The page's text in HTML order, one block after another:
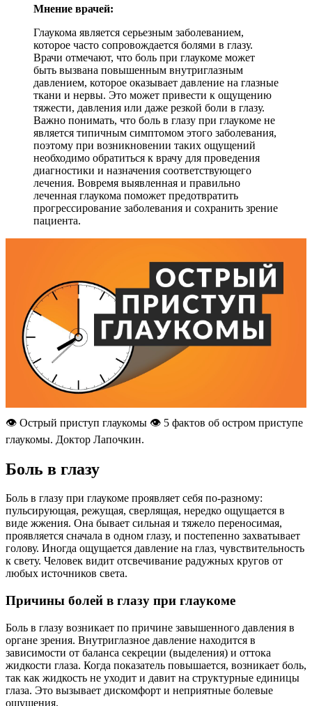
Мнение врачей:
Глаукома является серьезным заболеванием,
которое часто сопровождается болями в глазу.
Врачи отмечают, что боль при глаукоме может
быть вызвана повышенным внутриглазным
давлением, которое оказывает давление на глазные
ткани и нервы. Это может привести к ощущению
тяжести, давления или даже резкой боли в глазу.
Важно понимать, что боль в глазу при глаукоме не
является типичным симптомом этого заболевания,
поэтому при возникновении таких ощущений
необходимо обратиться к врачу для проведения
диагностики и назначения соответствующего
лечения. Вовремя выявленная и правильно
леченная глаукома поможет предотвратить
прогрессирование заболевания и сохранить зрение
пациента.
👁️ Острый приступ глаукомы 👁️ 5 фактов об остром приступе
глаукомы. Доктор Лапочкин.
Боль в глазу
Боль в глазу при глаукоме проявляет себя по-разному:
пульсирующая, режущая, сверлящая, нередко ощущается в
виде жжения. Она бывает сильная и тяжело переносимая,
проявляется сначала в одном глазу, и постепенно захватывает
голову. Иногда ощущается давление на глаз, чувствительность
к свету. Человек видит отсвечивание радужных кругов от
любых источников света.
Причины болей в глазу при глаукоме
Боль в глазу возникает по причине завышенного давления в
органе зрения. Внутриглазное давление находится в
зависимости от баланса секреции (выделения) и оттока
жидкости глаза. Когда показатель повышается, возникает боль,
так как жидкость не уходит и давит на структурные единицы
глаза. Это вызывает дискомфорт и неприятные болевые
ощущения.